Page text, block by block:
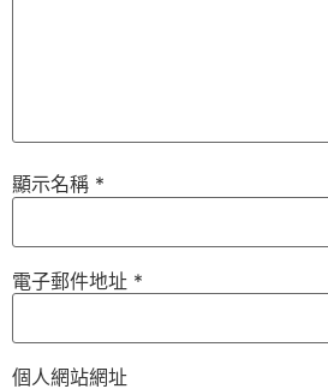
顯示名稱 *
電子郵件地址 *
個人網站網址